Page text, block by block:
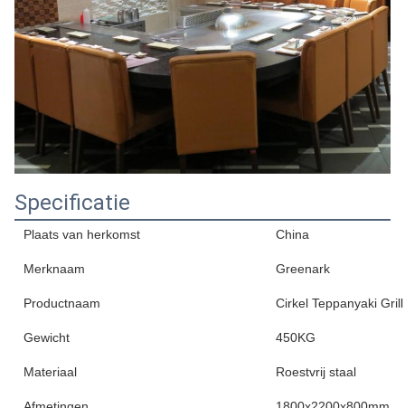
Specificatie
Plaats van herkomst China
Merknaam Greenark
Productnaam Cirkel Teppanyaki
Gewicht 450KG
Materiaal Roestvrij staal